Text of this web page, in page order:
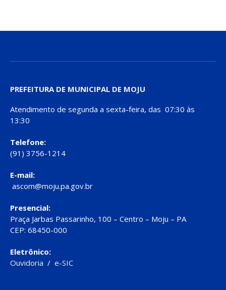
PREFEITURA DE MUNICIPAL DE MOJU
Atendimento de segunda a sexta-feira, das 07:30 às
13:30
Telefone:
(91) 3756-1214
E-mail:
ascom@moju.pa.gov.br
Presencial:
Praça Jarbas Passarinho, 100 – Centro – Moju – PA
CEP: 68450-000
Eletrônico:
Ouvidoria / e-SIC